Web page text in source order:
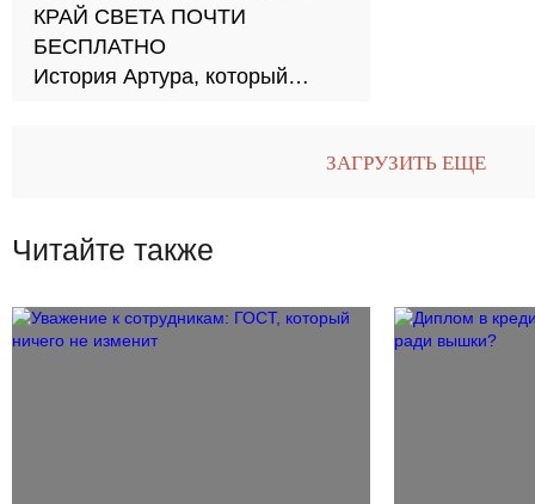
КРАЙ СВЕТА ПОЧТИ
БЕСПЛАТНО
История Артура, который
ЗАГРУЗИТЬ ЕЩЕ
Читайте также